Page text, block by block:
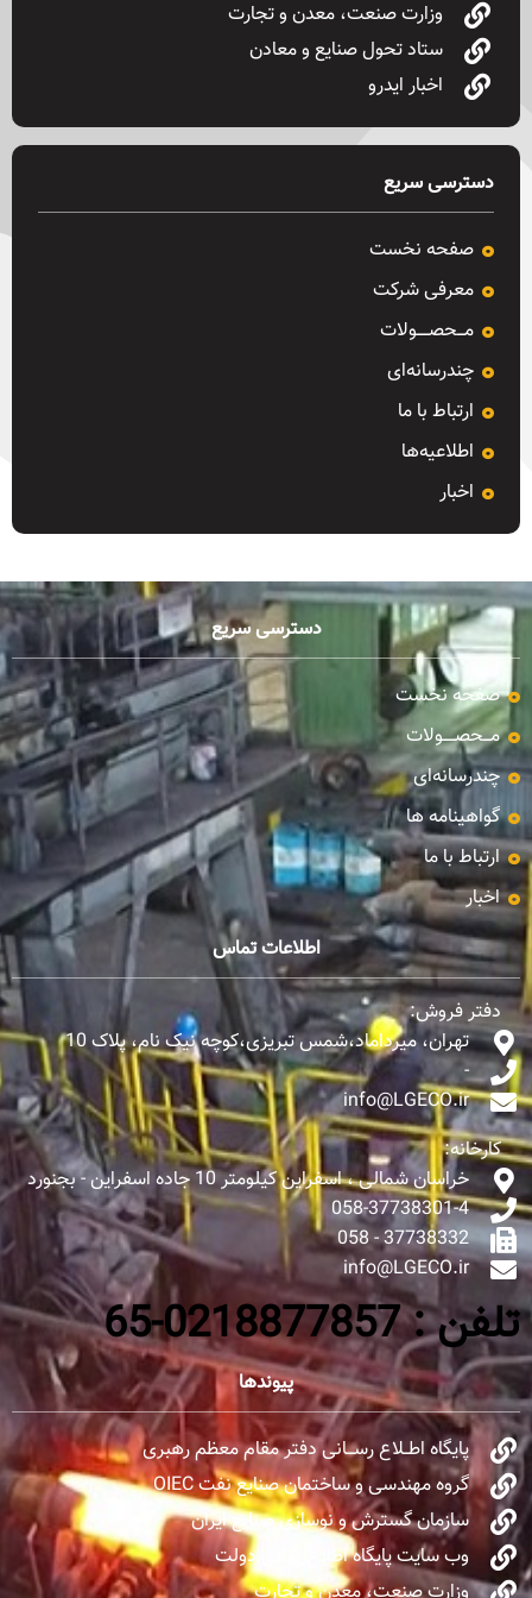
وزارت صنعت، معدن و تجارت
ستاد تحول صنایع و معادن
اخبار ایدرو
دسترسی سریع
صفحه نخست
معرفی شرکت
مـــحصـــــولات
چندرسانه‌ای
ارتباط با ما
اطلاعیه‌ها
اخبار
دسترسی سریع
صفحه نخست
مـــحصـــــولات
چندرسانه‌ای
گواهینامه ها
ارتباط با ما
اخبار
اطلاعات تماس
دفتر فروش:
تهران، میرداماد،شمس تبریزی،کوچه نیک نام، پلاک 10
-
info@LGECO.ir
کارخانه:
خراسان شمالی ، اسفراین کیلومتر 10 جاده اسفراین - بجنورد
058-37738301-4
37738332 - 058
info@LGECO.ir
تلفن : 0218877857-65
پیوندها
پایگاه اطــلاع رســـانی دفتر مقام معظم رهبری
گروه مهندسی و ساختمان صنایع نفت OIEC
سازمان گسترش و نوسازی صنایع ایران
وب سایت پایگاه اطلاع‌رسانی دولت